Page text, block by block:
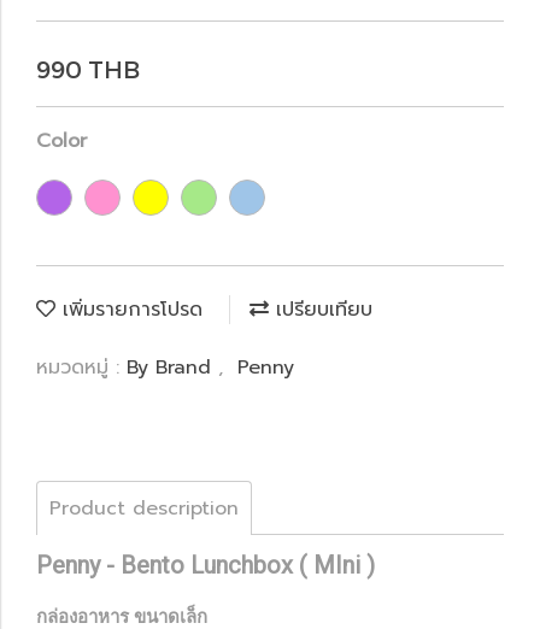
990 THB
Color
เพิ่มรายการโปรด
เปรียบเทียบ
หมวดหมู่ : By Brand , Penny
Product description
Penny - Bento Lunchbox ( MIni )
กล่องอาหาร ขนาดเล็ก